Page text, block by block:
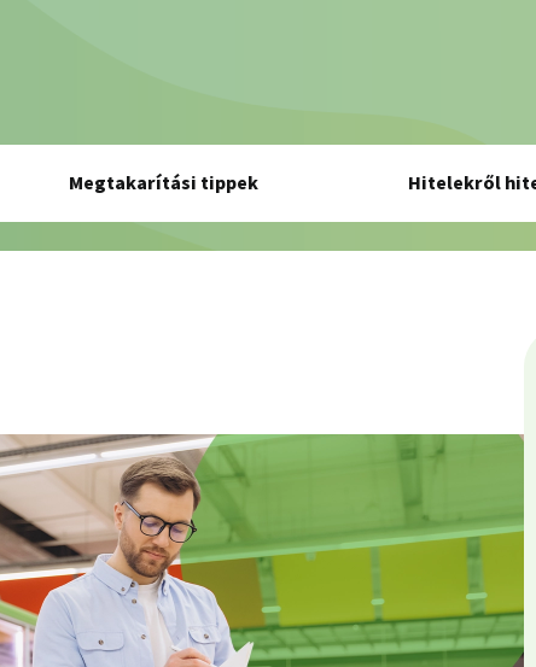
Megtakarítási tippek Hitelekről